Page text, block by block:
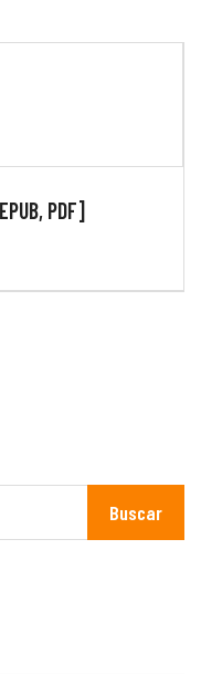
PDF]
Buscar